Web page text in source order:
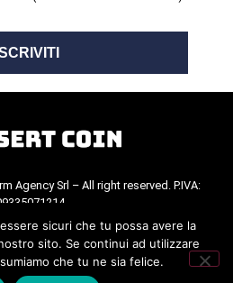
Agency Srl – All right reserved. P.IVA:
. Privacy Policy.
sicuri che tu possa avere la
sito. Se continui ad utilizzare
che tu ne sia felice.